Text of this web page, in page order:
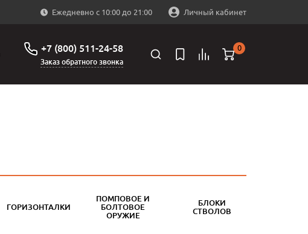
Ежедневно с 10:00 до 21:00 Личный кабинет
+7 (800) 511-24-58
Заказ обратного звонка
0
ГОРИЗОНТАЛКИ
ПОМПОВОЕ И
БОЛТОВОЕ
ОРУЖИЕ
БЛОКИ
СТВОЛОВ